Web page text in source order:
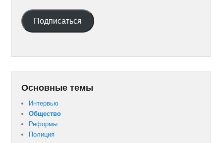
Подписаться
Основные темы
Интервью
Общество
Реформы
Полиция